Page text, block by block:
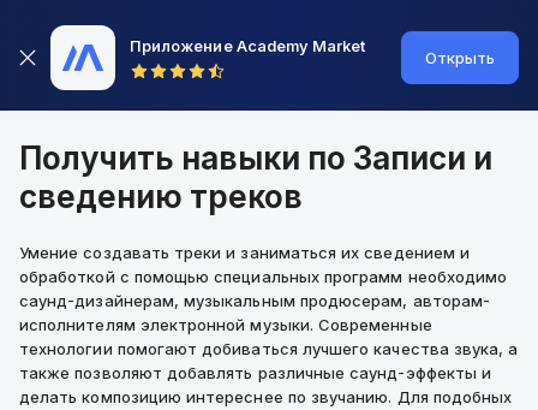
Приложение Academy Market
Открыть
Получить навыки по Записи и
сведению треков
Умение создавать треки и заниматься их сведением и
обработкой с помощью специальных программ необходимо
саунд-дизайнерам, музыкальным продюсерам, авторам-
исполнителям электронной музыки. Современные
технологии помогают добиваться лучшего качества звука, а
также позволяют добавлять различные саунд-эффекты и
делать композицию интереснее по звучанию. Для подобных